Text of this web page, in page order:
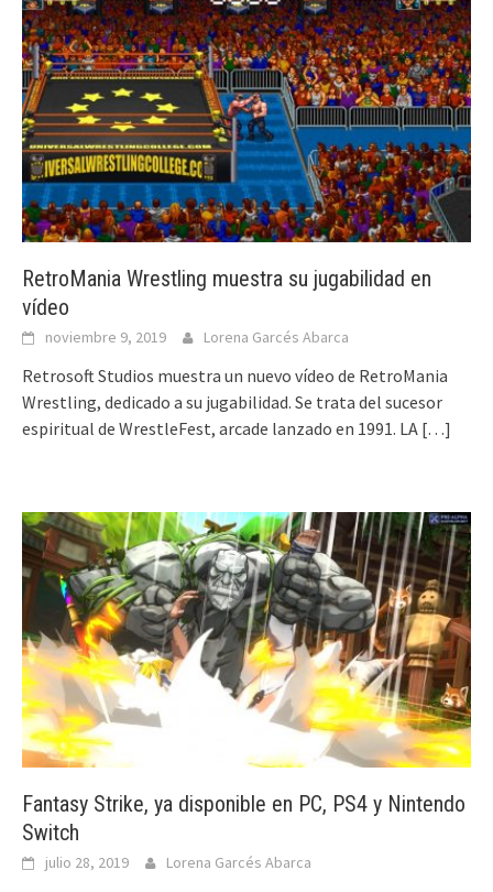
RetroMania Wrestling muestra su jugabilidad en
vídeo
noviembre 9, 2019 Lorena Garcés Abarca
Retrosoft Studios muestra un nuevo vídeo de RetroMania
Wrestling, dedicado a su jugabilidad. Se trata del sucesor
espiritual de WrestleFest, arcade lanzado en 1991. LA […]
Fantasy Strike, ya disponible en PC, PS4 y Nintendo
Switch
julio 28, 2019 Lorena Garcés Abarca